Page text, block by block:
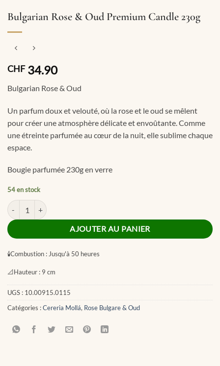
Bulgarian Rose & Oud Premium Candle 230g
CHF34.90
Bulgarian Rose & Oud
Un parfum doux et velouté, où la rose et le oud se mêlent
pour créer une atmosphère délicate et envoûtante. Comme
une étreinte parfumée au cœur de la nuit, elle sublime chaque
espace.
Bougie parfumée 230g en verre
54 en stock
quantité de Bulgarian Rose & Oud Premium Candle 230g
AJOUTER AU PANIER
🕯Combustion : Jusqu'à 50 heures
📐Hauteur : 9 cm
UGS : 10.00915.0115
Catégories :Cereria Mollá, Rose Bulgare & Oud